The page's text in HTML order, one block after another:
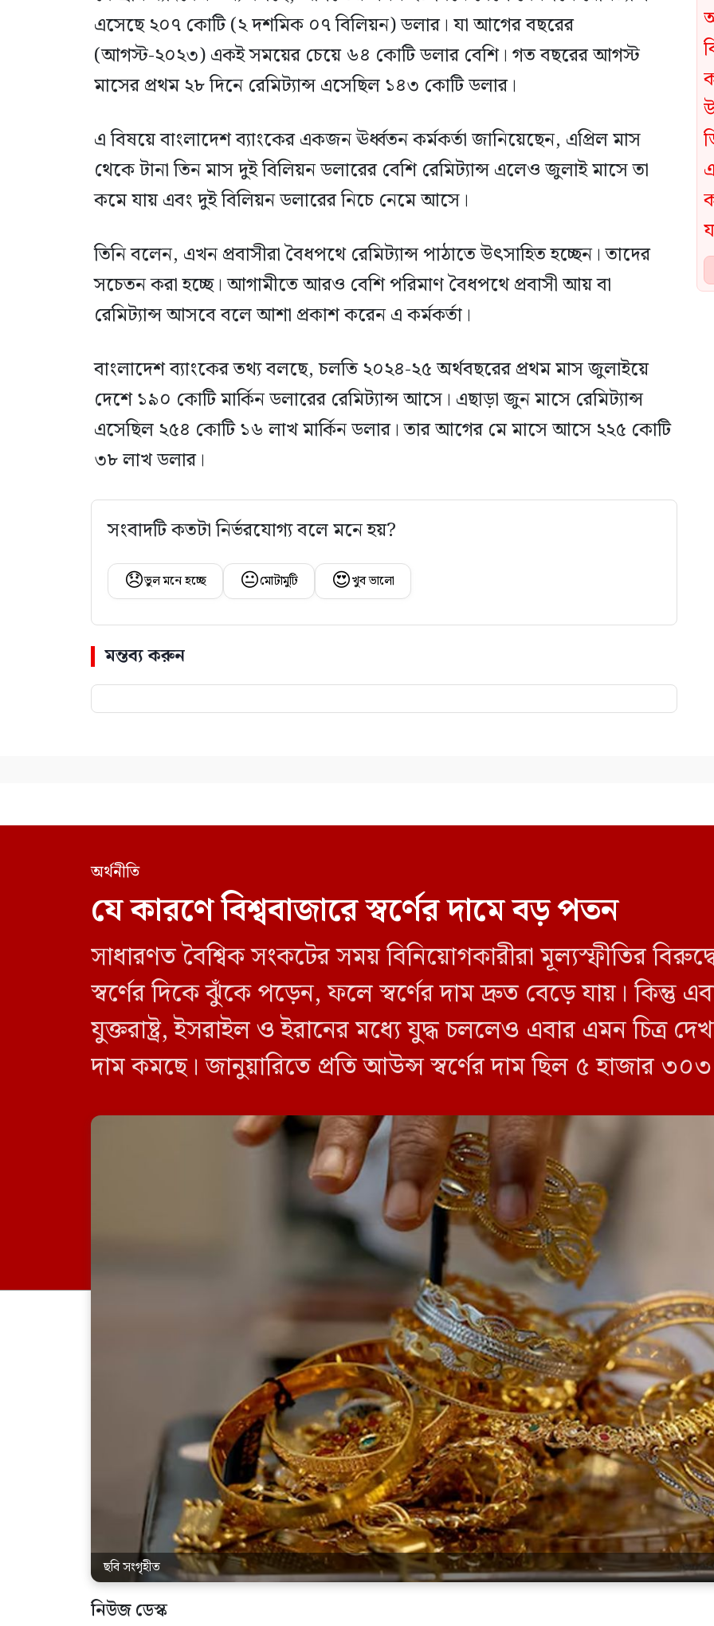
এসেছে ২০৭ কোটি (২ দশমিক ০৭ বিলিয়ন) ডলার। যা আগের বছরের
(আগস্ট-২০২৩) একই সময়ের চেয়ে ৬৪ কোটি ডলার বেশি। গত বছরের আগস্ট
মাসের প্রথম ২৮ দিনে রেমিট্যান্স এসেছিল ১৪৩ কোটি ডলার।
এ বিষয়ে বাংলাদেশ ব্যাংকের একজন ঊর্ধ্বতন কর্মকর্তা জানিয়েছেন, এপ্রিল মাস
থেকে টানা তিন মাস দুই বিলিয়ন ডলারের বেশি রেমিট্যান্স এলেও জুলাই মাসে তা
কমে যায় এবং দুই বিলিয়ন ডলারের নিচে নেমে আসে।
তিনি বলেন, এখন প্রবাসীরা বৈধপথে রেমিট্যান্স পাঠাতে উৎসাহিত হচ্ছেন। তাদের
সচেতন করা হচ্ছে। আগামীতে আরও বেশি পরিমাণ বৈধপথে প্রবাসী আয় বা
রেমিট্যান্স আসবে বলে আশা প্রকাশ করেন এ কর্মকর্তা।
বাংলাদেশ ব্যাংকের তথ্য বলছে, চলতি ২০২৪-২৫ অর্থবছরের প্রথম মাস জুলাইয়ে
দেশে ১৯০ কোটি মার্কিন ডলারের রেমিট্যান্স আসে। এছাড়া জুন মাসে রেমিট্যান্স
এসেছিল ২৫৪ কোটি ১৬ লাখ মার্কিন ডলার। তার আগের মে মাসে আসে ২২৫ কোটি
৩৮ লাখ ডলার।
সংবাদটি কতটা নির্ভরযোগ্য বলে মনে হয়?
😞ভুল মনে হচ্ছে 😐মোটামুটি 😍খুব ভালো
মন্তব্য করুন
অর্থনীতি
যে কারণে বিশ্ববাজারে স্বর্ণের দামে বড় পতন
সাধারণত বৈশ্বিক সংকটের সময় বিনিয়োগকারীরা মূল্যস্ফীতির
স্বর্ণের দিকে ঝুঁকে পড়েন, ফলে স্বর্ণের দাম দ্রুত বেড়ে যায়। কিন্তু
যুক্তরাষ্ট্র, ইসরাইল ও ইরানের মধ্যে যুদ্ধ চললেও এবার এমন চিত্র
দাম কমছে। জানুয়ারিতে প্রতি আউন্স স্বর্ণের দাম ছিল ৫ হাজার
ছবি সংগৃহীত
নিউজ ডেস্ক